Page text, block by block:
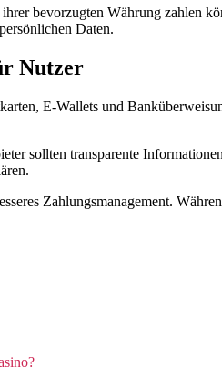
bevorzugten Währung zahlen
Daten.
Nutzer
E-Wallets und
sollten transparente
Zahlungsmanagement.